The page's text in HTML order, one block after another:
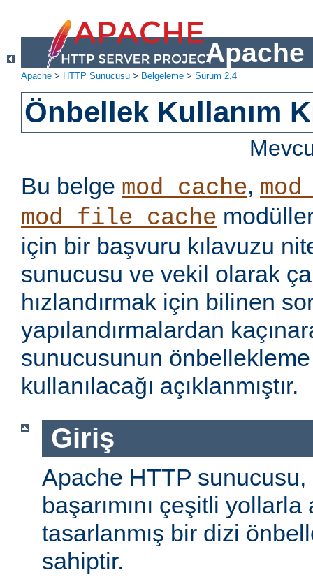
Apache
Apache > HTTP Sunucusu > Belgeleme > Sürüm 2.4
Önbellek Kullanım
Bu belge mod_cache,
mod_file_cache
için bir başvuru kılavuzu
sunucusu ve vekil olarak
hızlandırmak için bilinen
yapılandırmalardan
sunucusunun
kullanılacağı açıklanmıştır.
Giriş
Apache HTTP
başarımını çeşitli
tasarlanmış bir dizi
sahiptir.